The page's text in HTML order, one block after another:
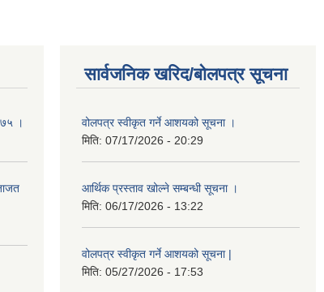
।
सार्वजनिक खरिद/बोलपत्र सूचना
वोलपत्र स्वीकृत गर्ने आशयको सूचना ।
मिति: 07/17/2026 - 20:29
आर्थिक प्रस्ताव खोल्ने सम्बन्धी सूचना ।
मिति: 06/17/2026 - 13:22
वोलपत्र स्वीकृत गर्ने आशयको सूचना |
मिति: 05/27/2026 - 17:53